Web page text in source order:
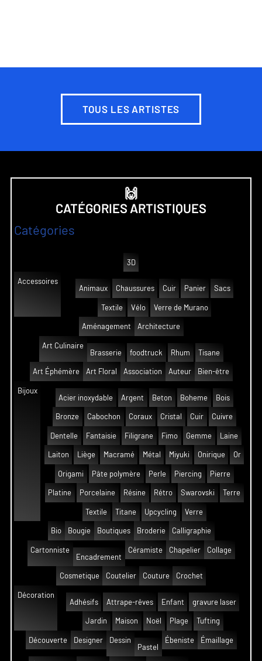
TOUS LES ARTISTES
🙌
CATÉGORIES ARTISTIQUES
Catégories
3D
Accessoires
Animaux
Chaussures Cuir Panier Sacs
Textile Vélo Verre de Murano
Aménagement Architecture
Art Culinaire
Brasserie
foodtruck Rhum Tisane
Art Éphémère Art Floral Association Auteur Bien-être
Bijoux
Acier inoxydable
Argent Beton Boheme Bois
Bronze Cabochon Coraux Cristal Cuir Cuivre
Dentelle Fantaisie Filigrane Fimo Gemme Laine
Laiton Liège Macramé Métal Miyuki Onirique Or
Origami Pâte polymère Perle Piercing Pierre
Platine Porcelaine Résine Rétro Swarovski Terre
Textile Titane Upcycling Verre
Bio Bougie Boutiques Broderie Calligraphie
Cartonniste
Encadrement
Céramiste Chapelier Collage
Cosmetique Coutelier Couture Crochet
Décoration
Adhésifs
Attrape-rêves Enfant gravure laser
Jardin Maison Noël Plage Tufting
Découverte Designer
Dessin
Pastel
Ébeniste Émaillage